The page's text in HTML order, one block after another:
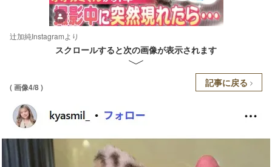
辻加純Instagramより
スクロールすると次の画像が表示されます
( 画像4/8 ) 記事に戻る